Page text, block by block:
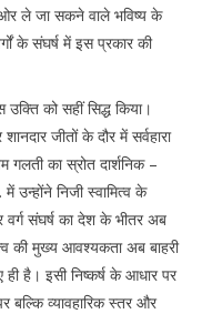
ले जा सकने वाले भविष्य के
के संघर्ष में इस प्रकार की
को सहीं सिद्ध किया।
जीतों के दौर में सर्वहारा
गलती का स्रोत दार्शनिक –
उन्होंने निजी स्वामित्व के
वर्ग संघर्ष का देश के भीतर अब
की मुख्य आवश्यकता अब बाहरी
है। इसी निष्कर्ष के आधार पर
व्यावहारिक स्तर और